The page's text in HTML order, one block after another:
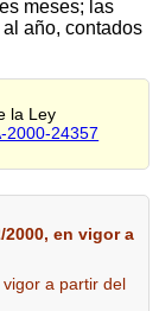
meses; las
año, contados
la Ley
2000-24357
en vigor a
a partir del